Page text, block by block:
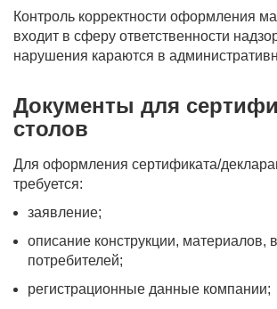
Контроль корректности оформления
входит в сферу ответственности
нарушения караются в
Документы для
столов
Для оформления сертификата/
требуется:
заявление;
описание конструкции, материалов,
потребителей;
регистрационные данные компании;